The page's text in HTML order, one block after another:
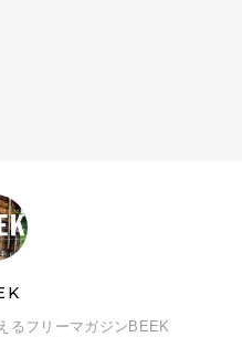
るフリーマガジンBEEK